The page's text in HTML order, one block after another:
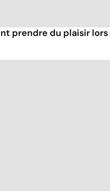
prendre du plaisir